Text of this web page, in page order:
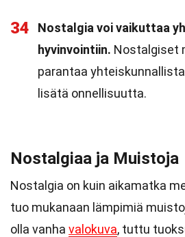
34
Nostalgia voi vaikuttaa
hyvinvointiin. Nostalgiset
parantaa
lisätä onnellisuutta.
Nostalgiaa ja Muistoja
Nostalgia on kuin aikamatka
tuo mukanaan lämpimiä
olla vanha valokuva, tuttu